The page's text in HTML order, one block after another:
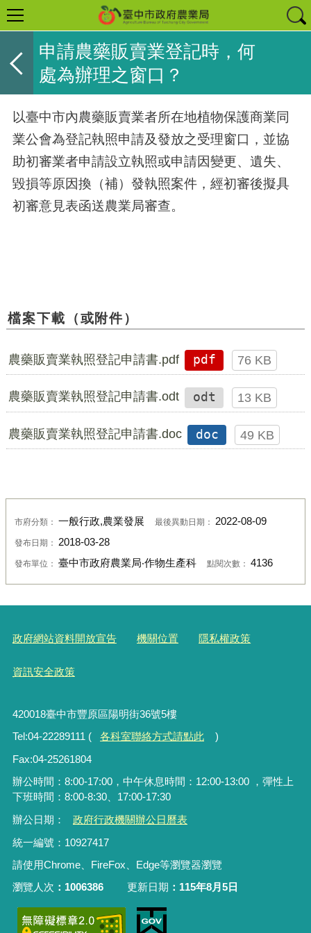
申請農藥販賣業登記時，何
處為辦理之窗口？
以臺中市內農藥販賣業者所在地植物保護商業同
業公會為登記執照申請及發放之受理窗口，並協
助初審業者申請設立執照或申請因變更、遺失、
毀損等原因換（補）發執照案件，經初審後擬具
初審意見表函送農業局審查。
檔案下載（或附件）
農藥販賣業執照登記申請書.pdf pdf 76 KB
農藥販賣業執照登記申請書.odt odt 13 KB
農藥販賣業執照登記申請書.doc doc 49 KB
市府分類： 一般行政,農業發展 最後異動日期： 2022-08-09
發布日期： 2018-03-28
發布單位： 臺中市政府農業局‧作物生產科 點閱次數： 4136
政府網站資料開放宣告 機關位置 隱私權政策
資訊安全政策
420018臺中市豐原區陽明街36號5樓
Tel:04-22289111 (
各科室聯絡方式請點此
)
Fax:04-25261804
辦公時間：8:00-17:00，中午休息時間：12:00-13:00 ，彈性上
下班時間：8:00-8:30、17:00-17:30
辦公日期：
政府行政機關辦公日曆表
統一編號：10927417
請使用Chrome、FireFox、Edge等瀏覽器瀏覽
瀏覽人次
1006386 更新日期 115年8月5日